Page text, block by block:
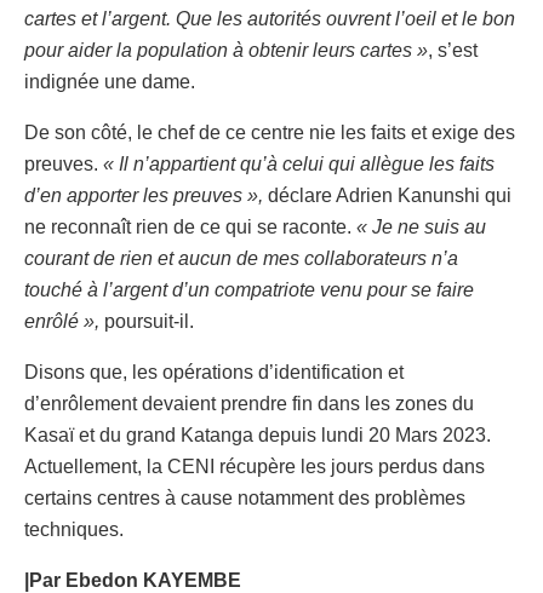
cartes et l’argent. Que les autorités ouvrent l’oeil et le bon
pour aider la population à obtenir leurs cartes », s’est
indignée une dame.
De son côté, le chef de ce centre nie les faits et exige des
preuves. « Il n’appartient qu’à celui qui allègue les faits
d’en apporter les preuves », déclare Adrien Kanunshi qui
ne reconnaît rien de ce qui se raconte. « Je ne suis au
courant de rien et aucun de mes collaborateurs n’a
touché à l’argent d’un compatriote venu pour se faire
enrôlé », poursuit-il.
Disons que, les opérations d’identification et
d’enrôlement devaient prendre fin dans les zones du
Kasaï et du grand Katanga depuis lundi 20 Mars 2023.
Actuellement, la CENI récupère les jours perdus dans
certains centres à cause notamment des problèmes
techniques.
|Par Ebedon KAYEMBE